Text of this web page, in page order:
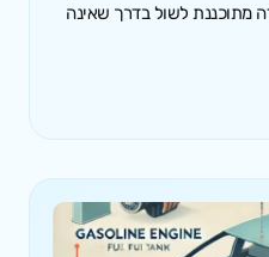
מתוכננת לשול בדרך שאינה